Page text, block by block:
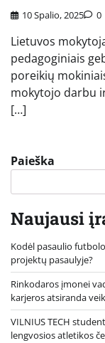
10 Spalio, 2025 0
Lietuvos
pedagoginiais
poreikių
mokytojo darbu
[…]
Paieška
Naujausi
Kodėl pasaulio
projektų pasaulyje?
Rinkodaros įmonei
karjeros atsiranda
VILNIUS TECH
lengvosios atletikos